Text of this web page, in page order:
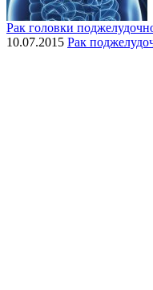
Рак головки
10.07.2015 Рак